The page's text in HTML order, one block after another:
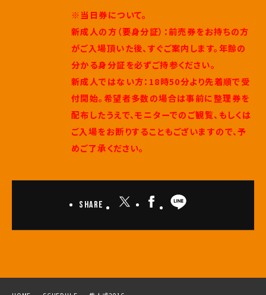
※当日券について。
新成人の方（要身分証）：前売券をお持ちの方
がご入場頂いた後、すぐご案内します。年齢の
分かる身分証を必ずご持参ください。
新成人ではない方：18時50分より先着順で受
付開始。希望者多数の場合は事前に整理券を
配布したうえで、モニターでのご観覧、もしくは
ご入場をお断りすることもございますので、予
めご了承ください。
Share